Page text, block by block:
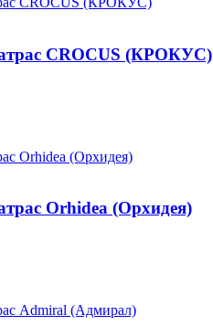
CROCUS (КРОКУС)
Orhidea (Орхидея)